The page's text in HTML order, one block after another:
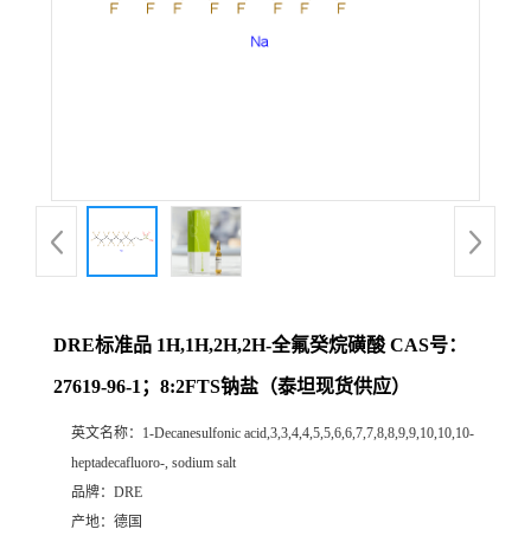
DRE标准品 1H,1H,2H,2H-全氟癸烷磺酸 CAS号：
27619-96-1；8:2FTS钠盐（泰坦现货供应）
英文名称： 1-Decanesulfonic acid,3,3,4,4,5,5,6,6,7,7,8,8,9,9,10,10,10-
heptadecafluoro-, sodium salt
品牌： DRE
产地： 德国